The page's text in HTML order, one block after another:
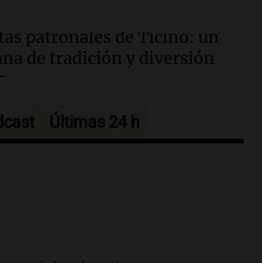
a Canadá por incendios
los científicos advierten sobre
patronales de Ticino: un
de tradición y diversión
para la feria en La
enfrenta secuelas de
Últimas 24 h